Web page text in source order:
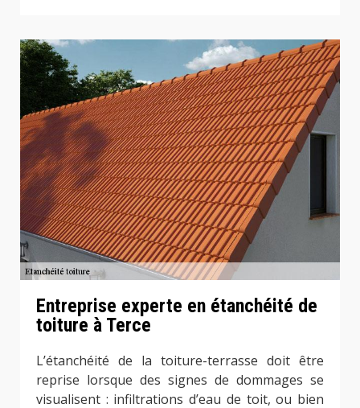
Entreprise experte en étanchéité de
toiture à Terce
L’étanchéité de la toiture-terrasse doit être
reprise lorsque des signes de dommages se
visualisent : infiltrations d’eau de toit, ou bien